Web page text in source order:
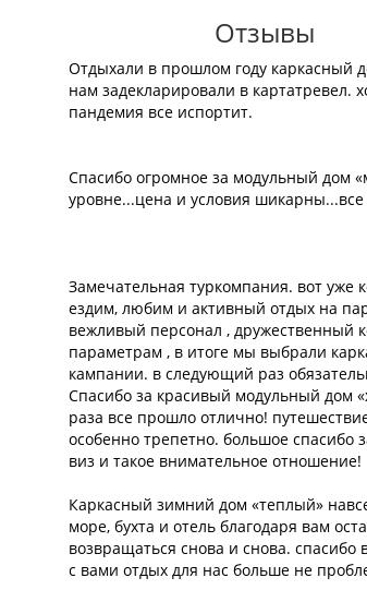
Отзывы
Отдыхали в прошлом году каркасный
нам задекларировали в картатревел.
пандемия все испортит.
Спасибо огромное за модульный дом
уровне...цена и условия шикарны...все
Замечательная туркомпания. вот уже
ездим, любим и активный отдых на
вежливый персонал , дружественный
параметрам , в итоге мы выбрали
кампании. в следующий раз
Спасибо за красивый модульный дом
раза все прошло отлично!
особенно трепетно. большое
виз и такое внимательное отношение!
Каркасный зимний дом «теплый»
море, бухта и отель благодаря вам
возвращаться снова и снова.
с вами отдых для нас больше не